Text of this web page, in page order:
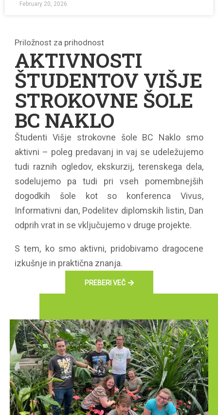
February 20, 2026
Priložnost za prihodnost
AKTIVNOSTI
ŠTUDENTOV VIŠJE
STROKOVNE ŠOLE
BC NAKLO
Študenti Višje strokovne šole BC Naklo smo
aktivni – poleg predavanj in vaj se udeležujemo
tudi raznih ogledov, ekskurzij, terenskega dela,
sodelujemo pa tudi pri vseh pomembnejših
dogodkih šole kot so konferenca Vivus,
Informativni dan, Podelitev diplomskih listin, Dan
odprih vrat in se vključujemo v druge projekte.
S tem, ko smo aktivni, pridobivamo dragocene
izkušnje in praktična znanja.
PREBERI VEČ